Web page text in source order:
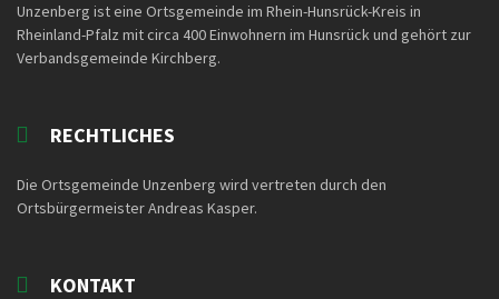
Unzenberg ist eine Ortsgemeinde im Rhein-Hunsrück-Kreis in
Rheinland-Pfalz mit circa 400 Einwohnern im Hunsrück und gehört zur
Verbandsgemeinde Kirchberg.
RECHTLICHES
Die Ortsgemeinde Unzenberg wird vertreten durch den
Ortsbürgermeister Andreas Kasper.
KONTAKT